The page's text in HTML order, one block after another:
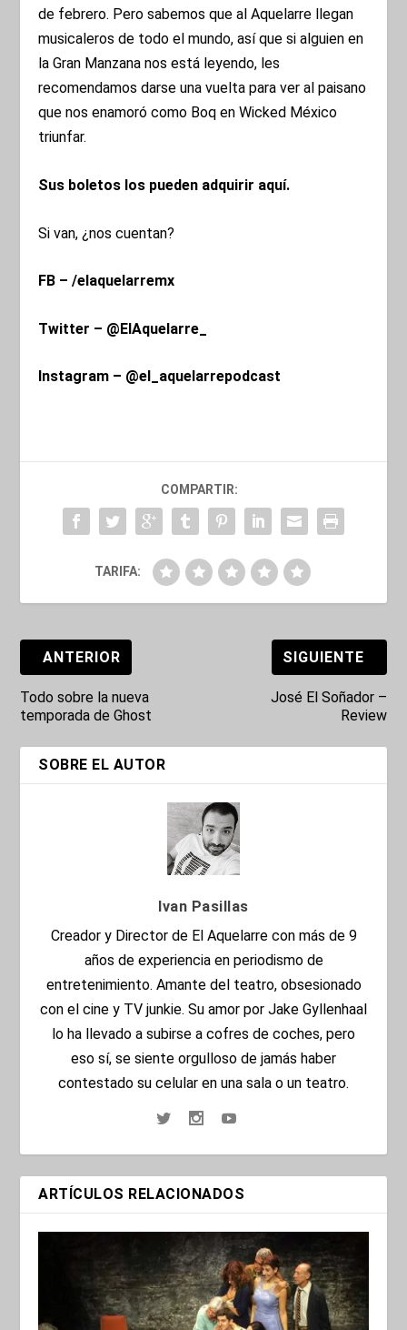
de febrero. Pero sabemos que al Aquelarre llegan
musicaleros de todo el mundo, así que si alguien en
la Gran Manzana nos está leyendo, les
recomendamos darse una vuelta para ver al paisano
que nos enamoró como Boq en Wicked México
triunfar.
Sus boletos los pueden adquirir aquí.
Si van, ¿nos cuentan?
FB – /elaquelarremx
Twitter – @ElAquelarre_
Instagram – @el_aquelarrepodcast
COMPARTIR:
TARIFA:
ANTERIOR
Todo sobre la nueva
temporada de Ghost
SIGUIENTE
José El Soñador –
Review
SOBRE EL AUTOR
Ivan Pasillas
Creador y Director de El Aquelarre con más de 9
años de experiencia en periodismo de
entretenimiento. Amante del teatro, obsesionado
con el cine y TV junkie. Su amor por Jake Gyllenhaal
lo ha llevado a subirse a cofres de coches, pero
eso sí, se siente orgulloso de jamás haber
contestado su celular en una sala o un teatro.
ARTÍCULOS RELACIONADOS